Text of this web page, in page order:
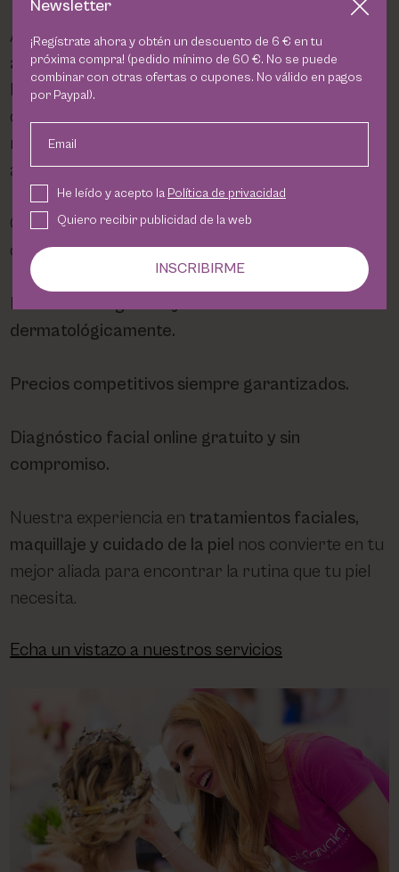
Además, enVioleta Carvajalte ofrecemos un
asesoramiento facial gratuito y personalizado
De forma online podrás recibir un diagnóstico
directo de la mano de Violeta Carvajal, que ha
mejorado la piel de cientos de clientas con rutinas
adaptadas y productos realmente eficaces.
Comprar en nuestra tienda online es sinónimo de
confianza:
Productos originales y testados
dermatológicamente.
Precios competitivos siempre garantizados.
Diagnóstico facial online gratuito y sin
compromiso.
Nuestra experiencia en tratamientos faciales,
maquillaje y cuidado de la piel nos convierte en tu
mejor aliada para encontrar la rutina que tu piel
necesita.
Echa un vistazo a nuestros servicios
Newsletter
¡Regístrate ahora y obtén un descuento de 6 € en tu
próxima compra! (pedido mínimo de 60 €. No se puede
combinar con otras ofertas o cupones. No válido en pagos
por Paypal).
Email
He leído y acepto la Política de privacidad
Quiero recibir publicidad de la web
INSCRIBIRME